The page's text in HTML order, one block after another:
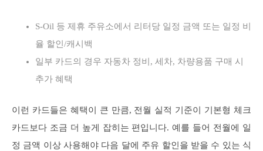
S-Oil 등 제휴 주유소에서 리터당 일정 금액 또는 일정 비
율 할인/캐시백
일부 카드의 경우 자동차 정비, 세차, 차량용품 구매 시
추가 혜택
이런 카드들은 혜택이 큰 만큼, 전월 실적 기준이 기본형 체크
카드보다 조금 더 높게 잡히는 편입니다. 예를 들어 전월에 일
정 금액 이상 사용해야 다음 달에 주유 할인을 받을 수 있는 식